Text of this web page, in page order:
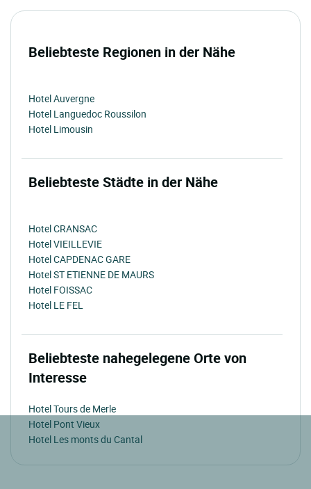
Beliebteste Regionen in der Nähe
Hotel Auvergne
Hotel Languedoc Roussilon
Hotel Limousin
Beliebteste Städte in der Nähe
Hotel CRANSAC
Hotel VIEILLEVIE
Hotel CAPDENAC GARE
Hotel ST ETIENNE DE MAURS
Hotel FOISSAC
Hotel LE FEL
Beliebteste nahegelegene Orte von
Interesse
Hotel Tours de Merle
Hotel Pont Vieux
Hotel Les monts du Cantal